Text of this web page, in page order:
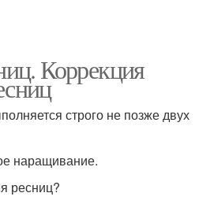
Коррекция
строго не позже двух
наращивание.
ресниц?